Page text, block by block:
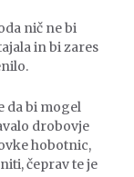
nič ne bi
in bi zares
da bi mogel
drobovje
hobotnic,
čeprav te je